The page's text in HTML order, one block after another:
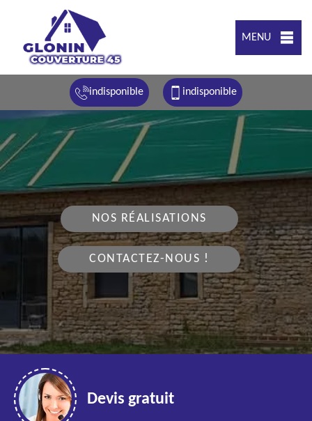
MENU
indisponible indisponible
NOS RÉALISATIONS
CONTACTEZ-NOUS !
Devis gratuit